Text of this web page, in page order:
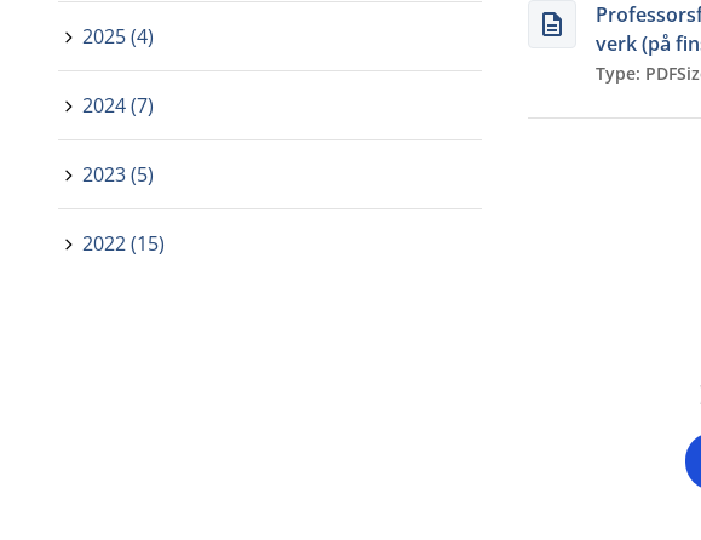
verk (på
Type: PDF
2025 (4)
2024 (7)
2023 (5)
2022 (15)